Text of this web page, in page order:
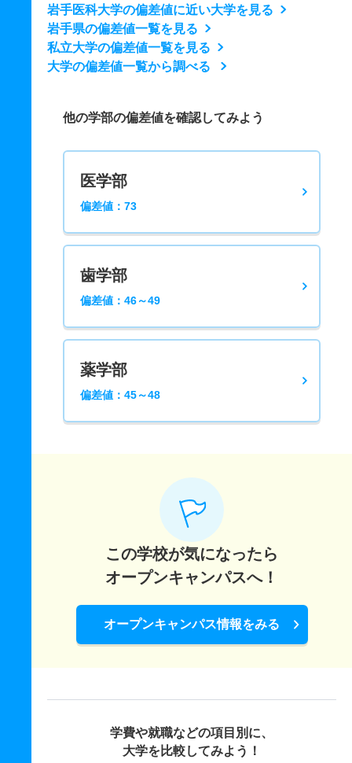
岩手医科大学の偏差値に近い大学を見る
岩手県の偏差値一覧を見る
私立大学の偏差値一覧を見る
大学の偏差値一覧から調べる
他の学部の偏差値を確認してみよう
医学部
偏差値：73
歯学部
偏差値：46～49
薬学部
偏差値：45～48
この学校が気になったら
オープンキャンパスへ！
オープンキャンパス情報をみる
学費や就職などの項目別に、
大学を比較してみよう！